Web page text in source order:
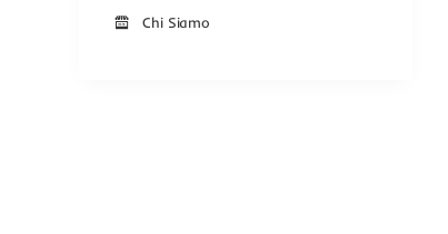
Chi Siamo